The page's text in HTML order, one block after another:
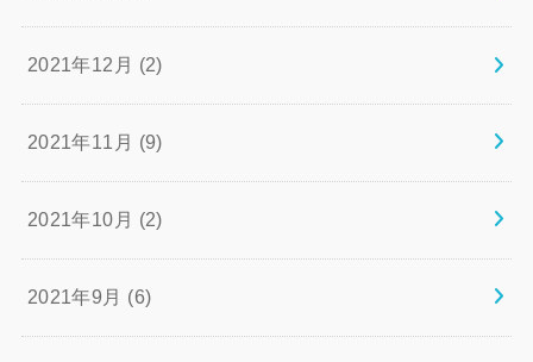
2021年12月 (2)
2021年11月 (9)
2021年10月 (2)
2021年9月 (6)